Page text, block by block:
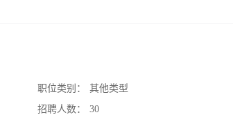
职位类别：
其他类型
招聘人数：
30